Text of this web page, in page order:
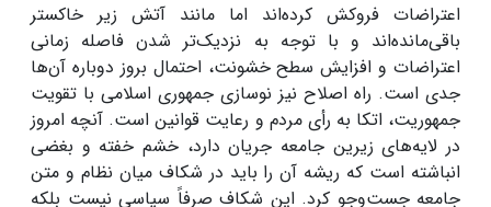
اعتراضات فروکش کرده‌اند اما مانند آتش زیر خاکستر
باقی‌مانده‌اند و با توجه به نزدیک‌تر شدن فاصله زمانی
اعتراضات و افزایش سطح خشونت، احتمال بروز دوباره آن‌ها
جدی است. راه اصلاح نیز نوسازی جمهوری اسلامی با تقویت
جمهوریت، اتکا به رأی مردم و رعایت قوانین است. آنچه امروز
در لایه‌های زیرین جامعه جریان دارد، خشم خفته و بغضی
انباشته است که ریشه آن را باید در شکاف میان نظام و متن
جامعه جست‌وجو کرد. این شکاف صرفاً سیاسی نیست بلکه